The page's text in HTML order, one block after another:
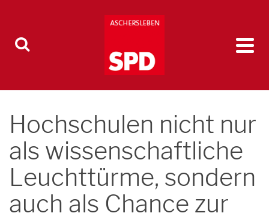
Hochschulen nicht nur
als wissenschaftliche
Leuchttürme, sondern
auch als Chance zur